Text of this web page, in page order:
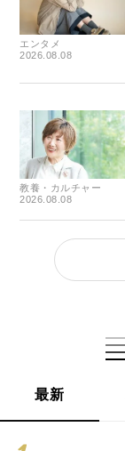
エンタメ
2026.08.08
教養・カルチャー
2026.08.08
最新